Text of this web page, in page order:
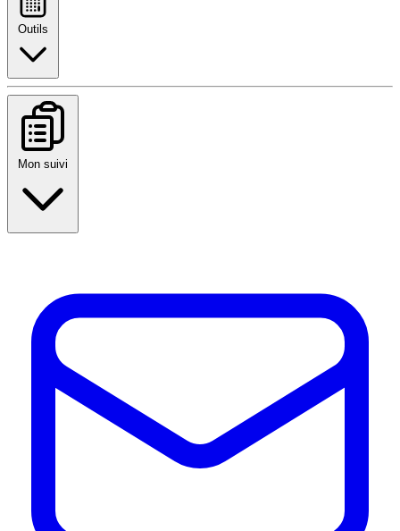
Outils
Mon suivi